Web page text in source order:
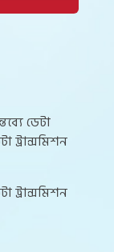
ডেটা
ট্রান্সমিশন
ট্রান্সমিশন